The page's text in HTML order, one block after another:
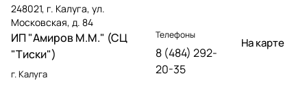
248021, г. Калуга, ул.
Московская, д. 84
ИП "Амиров М.М." (СЦ
"Тиски")
г. Калуга
Телефоны
8 (484) 292-
20-35
На карте